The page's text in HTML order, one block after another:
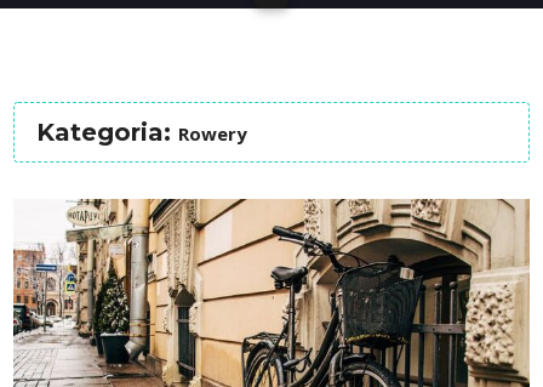
Kategoria: Rowery